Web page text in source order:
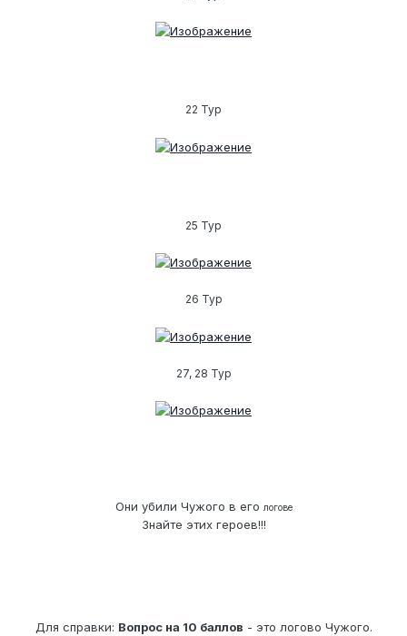
22 Тур
25 Тур
26 Тур
27, 28 Тур
Они убили Чужого в его логове
Знайте этих героев!!!
Для справки: Вопрос на 10 баллов - это логово Чужого.